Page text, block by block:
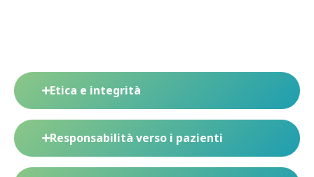
Etica e integrità
Responsabilità verso i pazienti